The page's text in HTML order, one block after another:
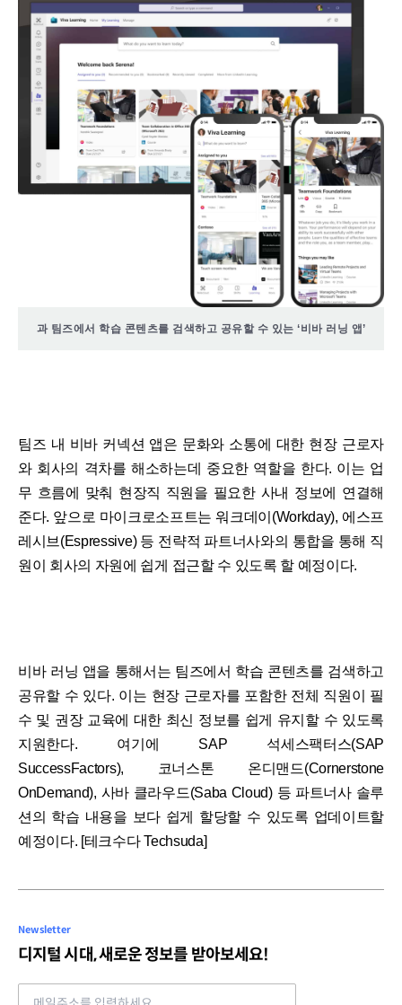
과 팀즈에서 학습 콘텐츠를 검색하고 공유할 수 있는 ‘비바 러닝 앱’
팀즈 내 비바 커넥션 앱은 문화와 소통에 대한 현장 근로자
와 회사의 격차를 해소하는데 중요한 역할을 한다. 이는 업
무 흐름에 맞춰 현장직 직원을 필요한 사내 정보에 연결해
준다. 앞으로 마이크로소프트는 워크데이(Workday), 에스프
레시브(Espressive) 등 전략적 파트너사와의 통합을 통해 직
원이 회사의 자원에 쉽게 접근할 수 있도록 할 예정이다.
비바 러닝 앱을 통해서는 팀즈에서 학습 콘텐츠를 검색하고
공유할 수 있다. 이는 현장 근로자를 포함한 전체 직원이 필
수 및 권장 교육에 대한 최신 정보를 쉽게 유지할 수 있도록
지원한다. 여기에 SAP 석세스팩터스(SAP
SuccessFactors), 코너스톤 온디맨드(Cornerstone
OnDemand), 사바 클라우드(Saba Cloud) 등 파트너사 솔루
션의 학습 내용을 보다 쉽게 할당할 수 있도록 업데이트할
예정이다. [테크수다 Techsuda]
Newsletter
디지털 시대, 새로운 정보를 받아보세요!
Email address